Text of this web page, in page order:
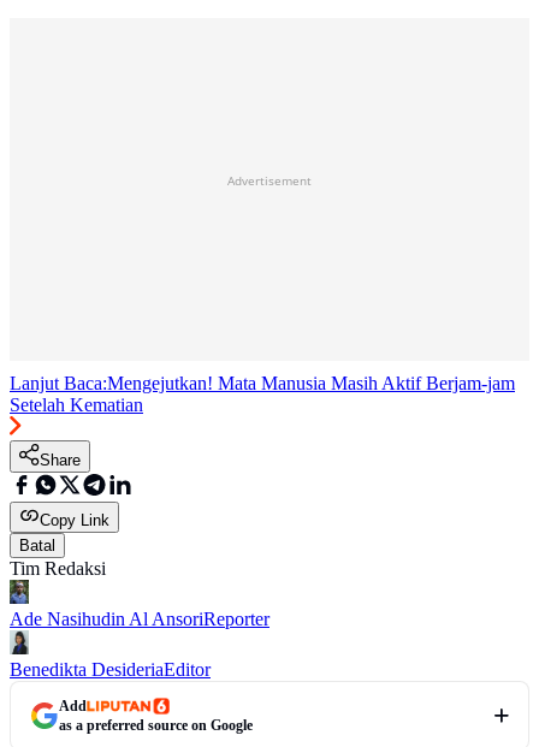
Advertisement
Lanjut Baca:Mengejutkan! Mata Manusia Masih Aktif Berjam-jam
Setelah Kematian
Share
Copy Link
Batal
Tim Redaksi
Ade Nasihudin Al AnsoriReporter
Benedikta DesideriaEditor
Add
as a preferred source on Google